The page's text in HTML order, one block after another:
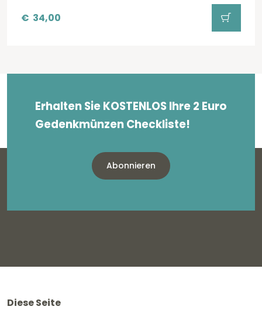
€ 34,00
Erhalten Sie KOSTENLOS Ihre 2 Euro
Gedenkmünzen Checkliste!
Abonnieren
Diese Seite